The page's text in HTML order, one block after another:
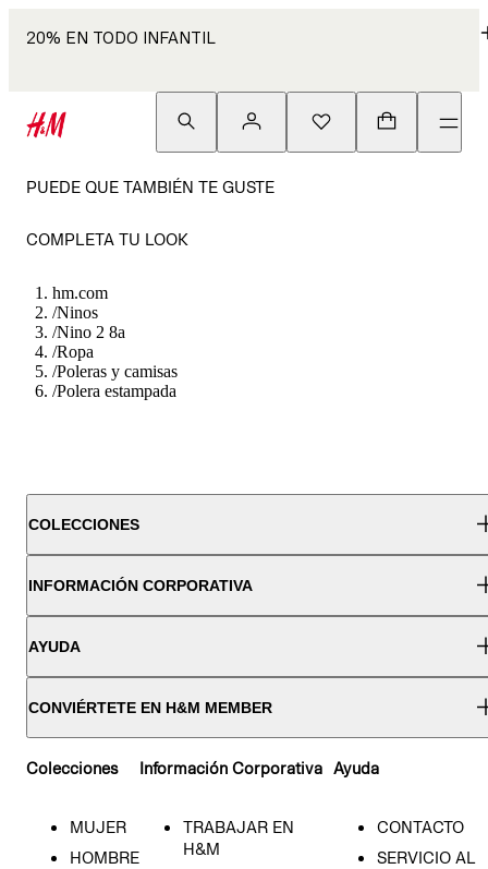
20% EN TODO INFANTIL
PUEDE QUE TAMBIÉN TE GUSTE
COMPLETA TU LOOK
hm.com
/Ninos
/Nino 2 8a
/Ropa
/Poleras y camisas
/Polera estampada
COLECCIONES
INFORMACIÓN CORPORATIVA
AYUDA
CONVIÉRTETE EN H&M MEMBER
Colecciones
MUJER
HOMBRE
Información Corporativa
TRABAJAR EN
H&M
Ayuda
CONTACTO
SERVICIO AL